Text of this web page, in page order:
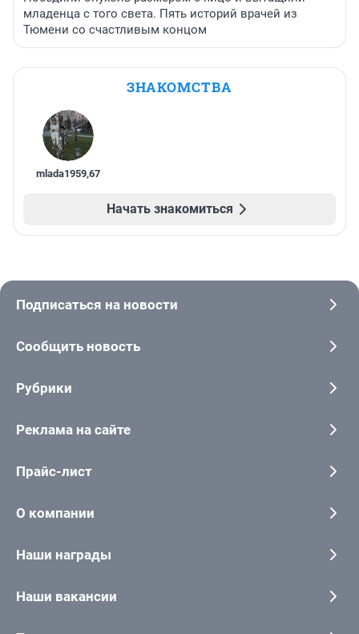
младенца с того света. Пять историй врачей из
Тюмени со счастливым концом
ЗНАКОМСТВА
mlada1959,67
Начать знакомиться
Подписаться на новости
Сообщить новость
Рубрики
Реклама на сайте
Прайс-лист
О компании
Наши награды
Наши вакансии